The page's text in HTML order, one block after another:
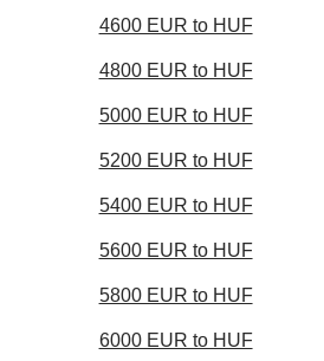
4600 EUR to HUF
4800 EUR to HUF
5000 EUR to HUF
5200 EUR to HUF
5400 EUR to HUF
5600 EUR to HUF
5800 EUR to HUF
6000 EUR to HUF